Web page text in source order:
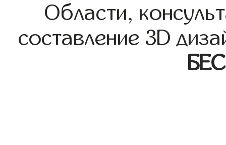
Области,
составление 3D